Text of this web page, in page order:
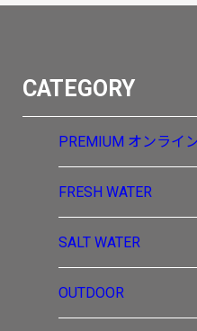
CATEGORY
PREMIUM オンライ
FRESH WATER
SALT WATER
OUTDOOR